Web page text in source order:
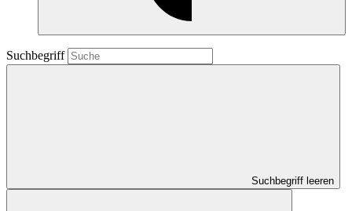
Suchbegriff
Suchbegriff leeren